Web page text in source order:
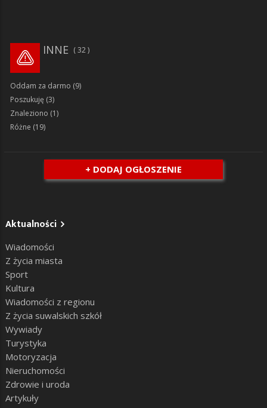
32
INNE
Oddam za darmo (9)
Poszukuję (3)
Znaleziono (1)
Różne (19)
+ DODAJ OGŁOSZENIE
Aktualności
Wiadomości
Z życia miasta
Sport
Kultura
Wiadomości z regionu
Z życia suwalskich szkół
Wywiady
Turystyka
Motoryzacja
Nieruchomości
Zdrowie i uroda
Artykuły